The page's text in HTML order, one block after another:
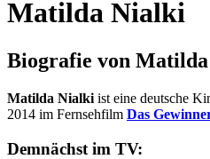
Matilda Nialki
Biografie von
Matilda Nialki ist eine deutsche
2014 im Fernsehfilm Das
Demnächst im TV: